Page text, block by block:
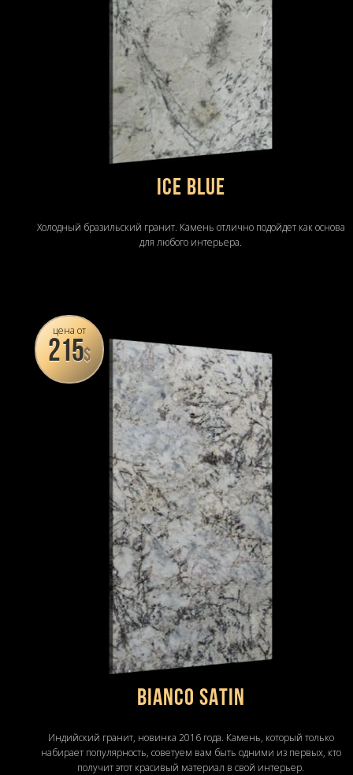
ICE BLUE
Холодный бразильский гранит. Камень отлично подойдет как основа
для любого интерьера.
цена от
215$
BIANCO SATIN
Индийский гранит, новинка 2016 года. Камень, который только
набирает популярность, советуем вам быть одними из первых, кто
получит этот красивый материал в свой интерьер.